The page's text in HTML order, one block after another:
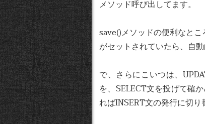
メソッド呼び出してます。
save()メソッドの便利なと
がセットされていたら、自
で、さらにこいつは、
を、SELECT文を投げて確
ればINSERT文の発行に切り